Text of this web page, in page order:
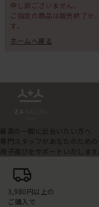
申し訳ございません。
ご指定の商品は販売終了か
す。
ホームへ戻る
最高の一脚に出会いたい方へ
専門スタッフがあなたのための
椅子選びをサポートいたします
3,980円以上の
ご購入で